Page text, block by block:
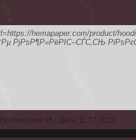
hemapaper.com/product/
РјРѕР¶Р»РёРІС–СЃС‚СЊ
95 | Дата: 11.07.2023